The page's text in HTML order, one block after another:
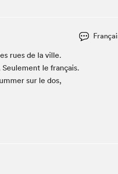
littéraire international Metropolis
rues de la ville.
le français.
sur le dos,